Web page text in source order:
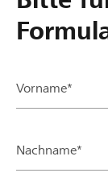
Vorname*
Nachname*